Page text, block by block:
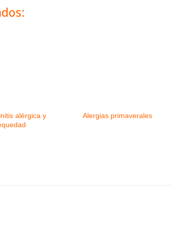
alérgica y
Alergias primaverales